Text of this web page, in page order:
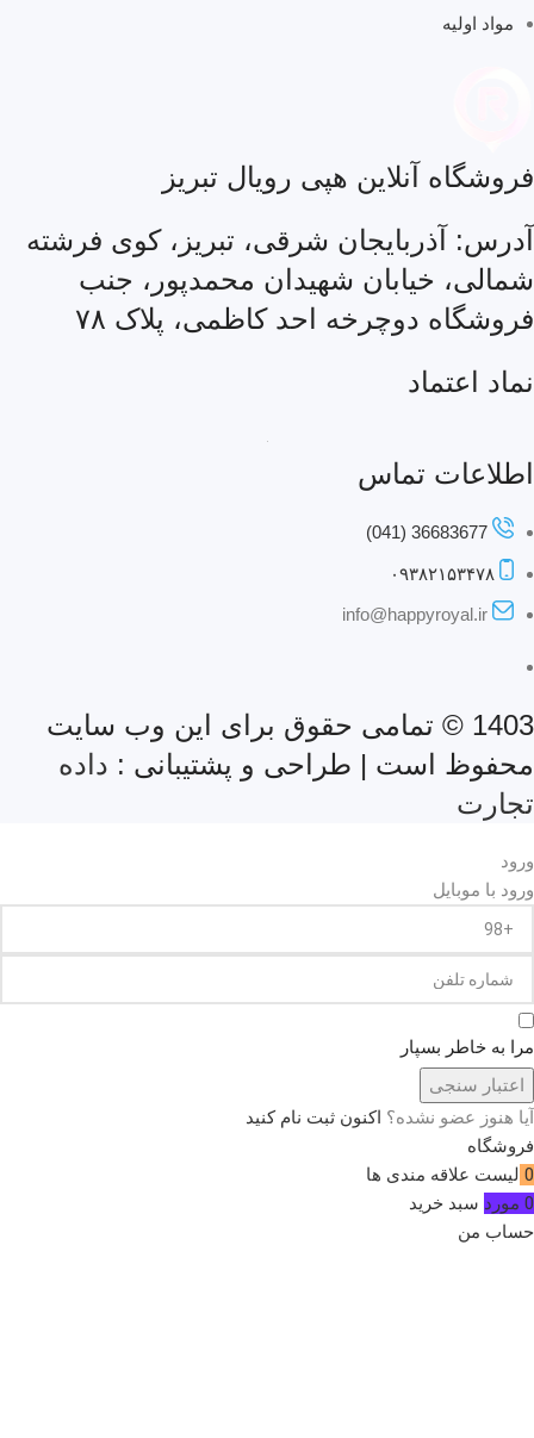
مواد اولیه
فروشگاه آنلاین هپی رویال تبریز
آدرس: آذربایجان شرقی، تبریز، کوی فرشته
شمالی، خیابان شهیدان محمدپور، جنب
فروشگاه دوچرخه احد کاظمی، پلاک ۷۸
نماد اعتماد
اطلاعات تماس
36683677 (041)
۰۹۳۸۲۱۵۳۴۷۸
info@happyroyal.ir
1403 © تمامی حقوق برای این وب سایت
محفوظ است | طراحی و پشتیبانی : داده
تجارت
ورود
ورود با موبایل
مرا به خاطر بسپار
اعتبار سنجی
آیا هنوز عضو نشده؟ اکنون ثبت نام کنید
فروشگاه
0 لیست علاقه مندی ها
0 مورد سبد خرید
حساب من